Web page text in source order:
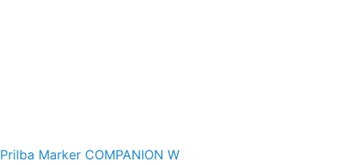
Prilba Marker COMPANION W